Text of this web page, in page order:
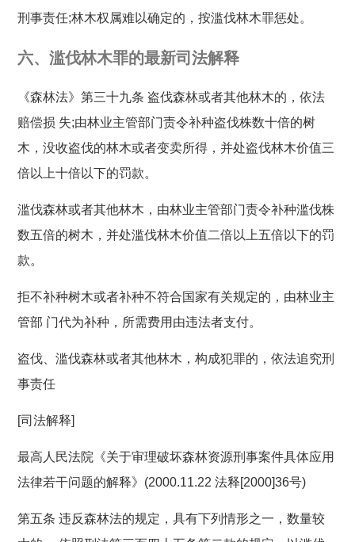
刑事责任;林木权属难以确定的，按滥伐林木罪惩处。
六、滥伐林木罪的最新司法解释
《森林法》第三十九条 盗伐森林或者其他林木的，依法
赔偿损 失;由林业主管部门责令补种盗伐株数十倍的树
木，没收盗伐的林木或者变卖所得，并处盗伐林木价值三
倍以上十倍以下的罚款。
滥伐森林或者其他林木，由林业主管部门责令补种滥伐株
数五倍的树木，并处滥伐林木价值二倍以上五倍以下的罚
款。
拒不补种树木或者补种不符合国家有关规定的，由林业主
管部 门代为补种，所需费用由违法者支付。
盗伐、滥伐森林或者其他林木，构成犯罪的，依法追究刑
事责任
[司法解释]
最高人民法院《关于审理破坏森林资源刑事案件具体应用
法律若干问题的解释》(2000.11.22 法释[2000]36号)
第五条 违反森林法的规定，具有下列情形之一，数量较